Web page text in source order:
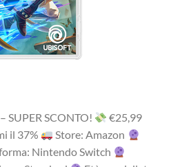
SUPER SCONTO!
‎€25,99‎
‎il‎ 37%
Store: Amazon
Nintendo Switch